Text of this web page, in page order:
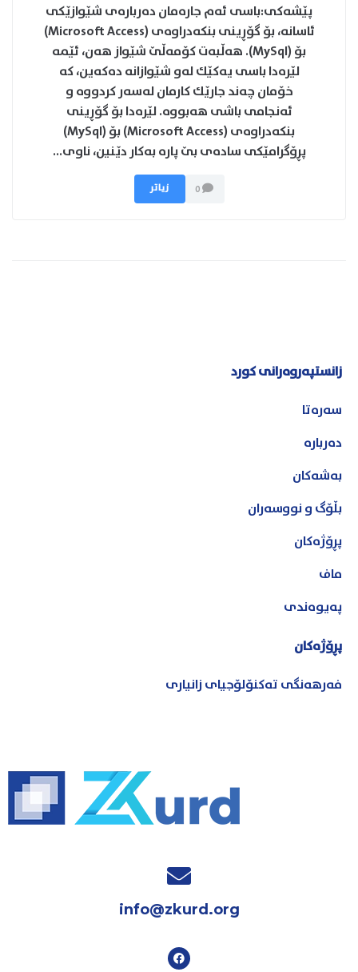
پێشه‌كی:باسی ئه‌م جاره‌مان ده‌رباره‌ی شێوازێكی
ئاسانه،‌ بۆ گۆڕینی بنكه‌دراوه‌ی (Microsoft Access)
بۆ (MySql). هه‌ڵبه‌ت كۆمه‌ڵێ شێواز هه‌ن، ئێمه‌
لێره‌دا باسی یه‌كێك له‌و شێوازانه‌ ده‌كه‌ین، كه‌
خۆمان چه‌ند جارێك كارمان له‌سه‌ر كردووه‌ و
ئه‌نجامی باشی هه‌بووه. لێره‌دا بۆ گۆڕینی
بنكه‌دراوه‌ی (Microsoft Access) بۆ (MySql)
پڕۆگرامێكی ساده‌ی بێ پاره‌ به‌كار دێنین، ناوی...
زیاتر
زانستپەروەرانی کورد
سەرەتا
دەربارە
بەشەکان
بڵۆگ و نووسەران
پڕۆژەکان
ماف
پەیوەندی
پڕۆژەکان
فەرهەنگی تەکنۆلۆجیای زانیاری
info@zkurd.org